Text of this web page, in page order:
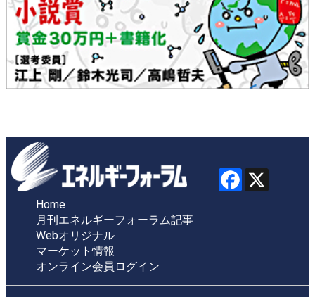
Home
月刊エネルギーフォーラム記事
Webオリジナル
マーケット情報
オンライン会員ログイン